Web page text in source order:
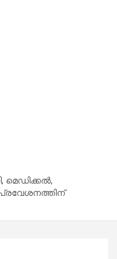
മെഡിക്കല്‍,